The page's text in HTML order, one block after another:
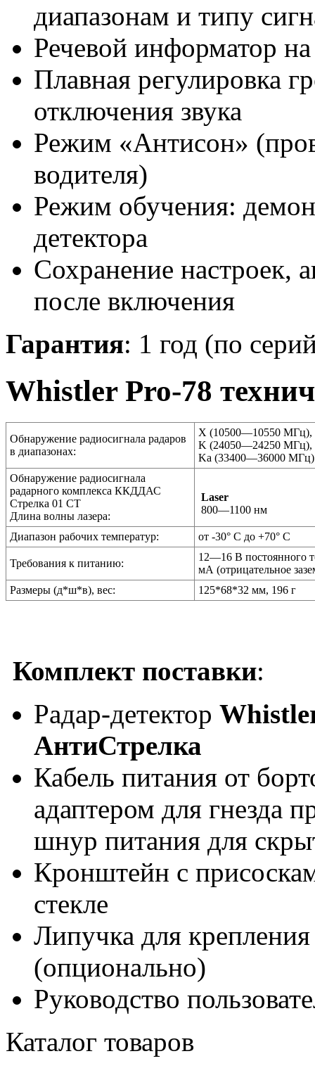
диапазонам и типу
Речевой информатор
Плавная регулировка
отключения звука
Режим «Антисон»
водителя)
Режим обучения:
детектора
Сохранение настроек,
после включения
Гарантия: 1 год (по
Whistler Pro-78
Обнаружение радиосигнала радаров
в диапазонах:
X (10500—10550 МГц),
K (24050—24250 МГц),
Ka (33400—36000 МГц)
Обнаружение радиосигнала
радарного комплекса ККДДАС
Стрелка 01 СТ
Длина волны лазера:
Laser
800—1100 нм
Диапазон рабочих температур: от -30° С до +70° C
Требования к питанию:
12—16 В постоянного
мА (отрицательное
Размеры (д*ш*в), вес:
125*68*32 мм, 196 г
Комплект поставки:
Радар-детектор
АнтиСтрелка
Кабель питания от
адаптером для гнезда
шнур питания для
Кронштейн с
стекле
Липучка для
(опционально)
Руководство
Каталог товаров